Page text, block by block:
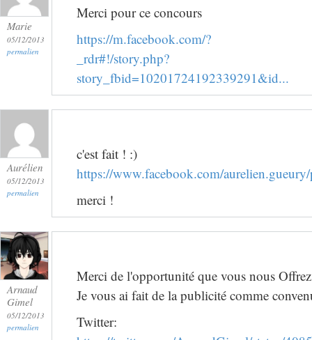
Marie
05/12/2013
permalien
Merci pour ce concours
https://m.facebook.com/?
_rdr#!/story.php?
story_fbid=10201724192339291&id...
Aurélien
05/12/2013
permalien
c'est fait ! :)
https://www.facebook.com/
merci !
Arnaud
Gimel
05/12/2013
permalien
Merci de l'opportunité que vous nous
Je vous ai fait de la publicité comme
Twitter: